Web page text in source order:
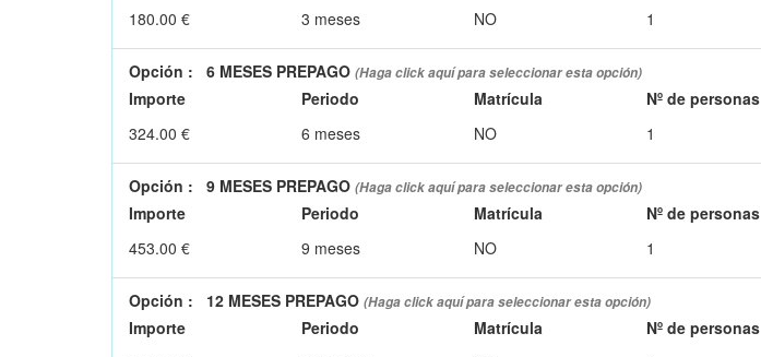
180.00 €
3 meses
NO
1
Opción : 6 MESES PREPAGO (Haga click aquí para seleccionar esta opción)
Importe
324.00 €
Periodo
6 meses
Matrícula
NO
Nº de personas
1
Opción : 9 MESES PREPAGO (Haga click aquí para seleccionar esta opción)
Importe
453.00 €
Periodo
9 meses
Matrícula
NO
Nº de personas
1
Opción : 12 MESES PREPAGO (Haga click aquí para seleccionar esta opción)
Importe
Periodo
Matrícula
Nº de personas